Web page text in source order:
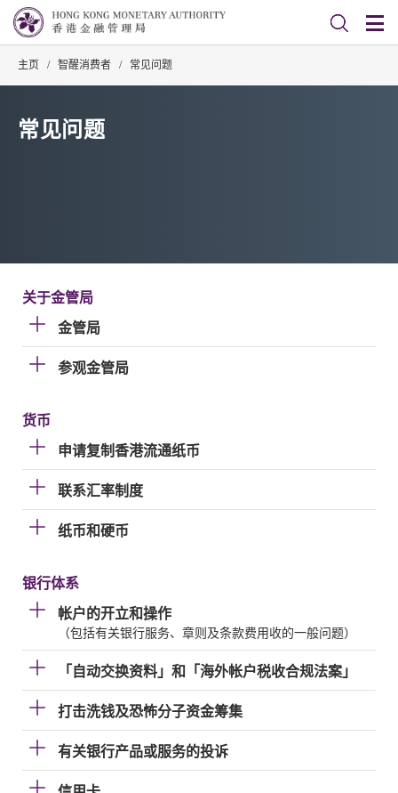
主页 / 智醒消费者 / 常见问题
常见问题
关于金管局
金管局
参观金管局
货币
申请复制香港流通纸币
联系汇率制度
纸币和硬币
银行体系
帐户的开立和操作
（包括有关银行服务、章则及条款费用收的一般问题）
「自动交换资料」和「海外帐户税收合规法案」
打击洗钱及恐怖分子资金筹集
有关银行产品或服务的投诉